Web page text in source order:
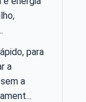
para
a
a